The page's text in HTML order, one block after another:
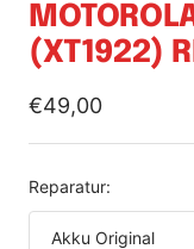
(XT1922)
Angebotspreis
€49,00
Reparatur:
Akku Original